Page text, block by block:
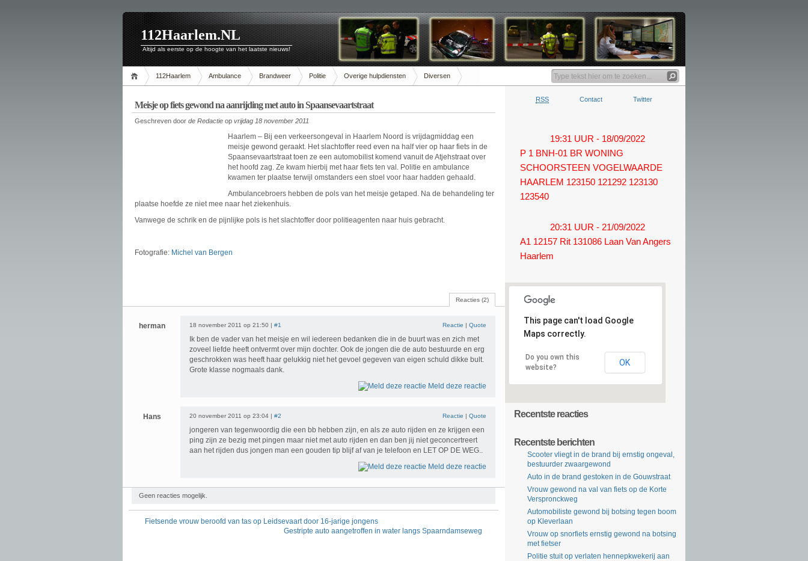
112Haarlem.NL
Altijd als eerste op de hoogte van het laatste nieuws!
112Haarlem Ambulance Brandweer Politie Overige hulpdiensten Diversen
Meisje op fiets gewond na aanrijding met auto in Spaansevaartstraat
Geschreven door de Redactie op vrijdag 18 november 2011
Haarlem – Bij een verkeersongeval in Haarlem Noord is vrijdagmiddag een
meisje gewond geraakt. Het slachtoffer reed even na half vier op haar fiets in de
Spaansevaartstraat toen ze een automobilist komend vanuit de Atjehstraat over
het hoofd zag. Ze kwam hierbij met haar fiets ten val. Politie en ambulance
kwamen ter plaatse terwijl omstanders een stoel voor haar hadden gehaald.
Ambulancebroers hebben de pols van het meisje getaped. Na de behandeling ter
plaatse hoefde ze niet mee naar het ziekenhuis.
Vanwege de schrik en de pijnlijke pols is het slachtoffer door politieagenten naar huis gebracht.
Fotografie: Michel van Bergen
Reacties (2)
herman 18 november 2011 op 21:50 | #1 Reactie | Quote
Ik ben de vader van het meisje en wil iedereen bedanken die in de buurt was en zich met
zoveel liefde heeft ontvermt over mijn dochter. Ook de jongen die de auto bestuurde en erg
geschrokken was heeft haar gelukkig niet het gevoel gegeven van eigen schuld dikke bult.
Grote klasse nogmaals dank.
Meld deze reactie
Hans 20 november 2011 op 23:04 | #2 Reactie | Quote
jongeren van tegenwoordig die een bb hebben zijn, en als ze auto rijden en ze krijgen een
ping zijn ze bezig met pingen maar niet met auto rijden en dan ben jij niet geconcertreert
aan het rijden dus jongen man een gouden tip blijf af van je telefoon en LET OP DE WEG..
Meld deze reactie
Geen reacties mogelijk.
Fietsende vrouw beroofd van tas op Leidsevaart door 16-jarige jongens
Gestripte auto aangetroffen in water langs Spaarndamseweg
RSS Contact Twitter
19:31 UUR - 18/09/2022
P 1 BNH-01 BR WONING
SCHOORSTEEN VOGELWAARDE
HAARLEM 123150 121292 123130
123540
20:31 UUR - 21/09/2022
A1 12157 Rit 131086 Laan Van Angers
Haarlem
This page can't load Google
Maps correctly.
Do you own this
website?
OK
Recentste reacties
Recentste berichten
Scooter vliegt in de brand bij ernstig ongeval,
bestuurder zwaargewond
Auto in de brand gestoken in de Gouwstraat
Vrouw gewond na val van fiets op de Korte
Verspronckweg
Automobiliste gewond bij botsing tegen boom
op Kleverlaan
Vrouw op snorfiets ernstig gewond na botsing
met fietser
Politie stuit op verlaten hennepkwekerij aan